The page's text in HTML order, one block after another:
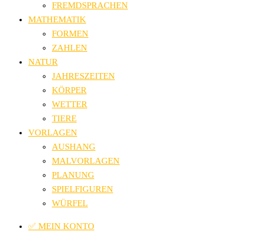
FREMDSPRACHEN
MATHEMATIK
FORMEN
ZAHLEN
NATUR
JAHRESZEITEN
KÖRPER
WETTER
TIERE
VORLAGEN
AUSHANG
MALVORLAGEN
PLANUNG
SPIELFIGUREN
WÜRFEL
✅ MEIN KONTO